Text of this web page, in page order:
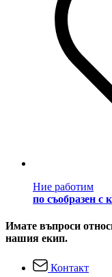
Ние работим
по съобразен с
Имате въпроси
нашия екип.
Контакт